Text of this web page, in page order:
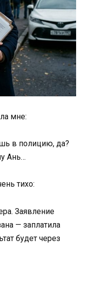
мне:
в полицию, да?
Ань…
тихо:
Заявление
— заплатила
будет через